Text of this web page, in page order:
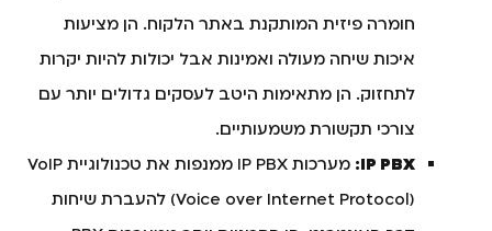
חומרה פיזית המותקנת באתר הלקוח. הן מציעות
איכות שיחה מעולה ואמינות אבל יכולות להיות יקרות
לתחזוק. הן מתאימות היטב לעסקים גדולים יותר עם
צורכי תקשורת משמעותיים.
IP PBX:
מערכות IP PBX ממנפות את טכנולוגיית VoIP
(Voice over Internet Protocol) להעברת שיחות